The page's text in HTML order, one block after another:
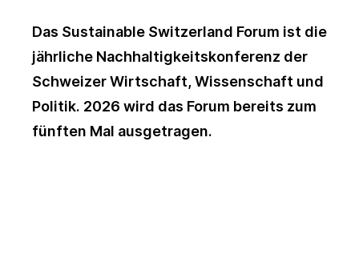
Das Sustainable Switzerland Forum ist die
jährliche Nachhaltigkeitskonferenz der
Schweizer Wirtschaft, Wissenschaft und
Politik. 2026 wird das Forum bereits zum
fünften Mal ausgetragen.